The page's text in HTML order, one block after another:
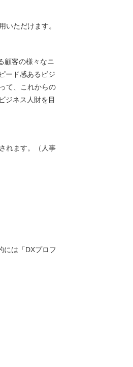
いただけます。
顧客の様々なニ
ード感あるビジ
て、これからの
ジネス人財を目
れます。（人事
には「DXプロフ